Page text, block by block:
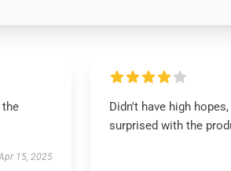
the
15, 2025
Didn't have high
surprised with the